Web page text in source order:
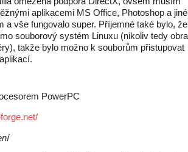
aplikacemi MS Office, Photoshop a jiné
a vše fungovalo super. Příjemné také bylo, že
souborový systém Linuxu (nikoliv tedy
takže bylo možno k souborům přistupovat
PowerPC